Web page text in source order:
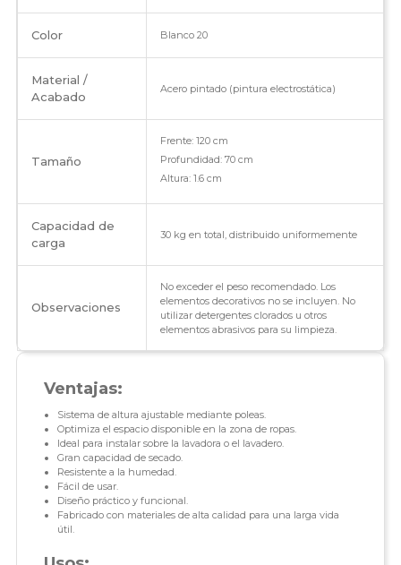
Color Blanco 20
Material /
Acabado
Acero pintado (pintura electrostática)
Tamaño
Frente: 120 cm
Profundidad: 70 cm
Altura: 1.6 cm
Capacidad de
carga
30 kg en total, distribuido uniformemente
Observaciones
No exceder el peso recomendado. Los
elementos decorativos no se incluyen. No
utilizar detergentes clorados u otros
elementos abrasivos para su limpieza.
Ventajas:
Sistema de altura ajustable mediante poleas.
Optimiza el espacio disponible en la zona de ropas.
Ideal para instalar sobre la lavadora o el lavadero.
Gran capacidad de secado.
Resistente a la humedad.
Fácil de usar.
Diseño práctico y funcional.
Fabricado con materiales de alta calidad para una larga vida
útil.